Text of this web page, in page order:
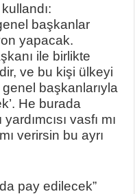
başkanlar
yapacak.
ile birlikte
ve bu kişi ülkeyi
başkanlarıyla
He burada
vasfı mı
verirsin bu ayrı
pay edilecek”